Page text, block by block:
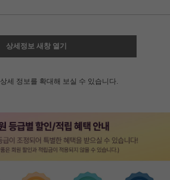
상세정보 새창 열기
상세 정보를 확대해 보실 수 있습니다.